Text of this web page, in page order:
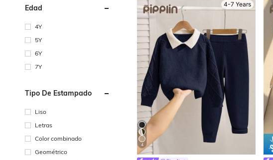
Edad
4Y
5Y
6Y
7Y
Tipo De Estampado
Liso
Letras
Color combinado
Geométrico
4-7 Years
4